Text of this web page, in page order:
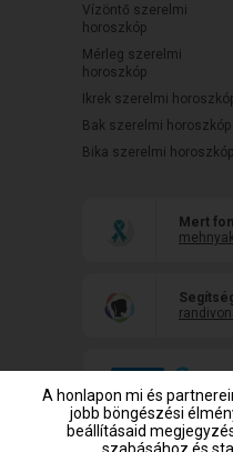
Vízöntő szerelmi
horoszkóp
Mérleg szerelmi
horoszkóp
Ikrek szerelmi
Bak szerelmi horoszkóp
Bika szerelmi horoszkóp
Mert
A honlapon mi és
jobb böngészési
beállításaid